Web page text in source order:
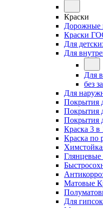
Краски
Дорожные
Краски
Для
Для
Для
без
Для
Покрытия
Покрытия
Покрытия
Краска 3 в
Краска по
Глянцевые
Матовые
Для